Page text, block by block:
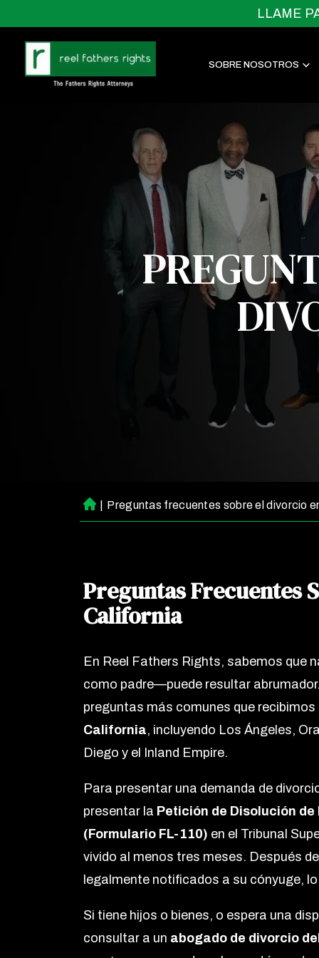
LLAME
SOBRE NOSOTROS
Ini
ci
Preguntas frecuentes sobre el divorcio
Preguntas Frecuentes
California
En Reel Fathers Rights, sabemos que
como padre—puede resultar
preguntas más comunes que
California, incluyendo Los Ángeles,
Diego y el Inland Empire.
Para presentar una demanda de
presentar la Petición de Disolución
(Formulario FL-110) en el Tribunal
vivido al menos tres meses. Después
legalmente notificados a su cónyuge,
Si tiene hijos o bienes, o espera una
consultar a un abogado de divorcio